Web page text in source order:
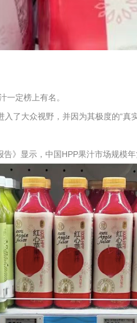
一定榜上有名。
了大众视野，并因为其极度的“真
》显示，中国HPP果汁市场规模